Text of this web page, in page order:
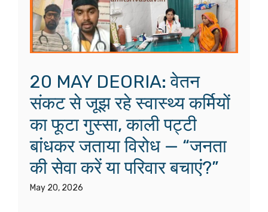
20 MAY DEORIA: वेतन
संकट से जूझ रहे स्वास्थ्य कर्मियों
का फूटा गुस्सा, काली पट्टी
बांधकर जताया विरोध — “जनता
की सेवा करें या परिवार बचाएं?”
May 20, 2026